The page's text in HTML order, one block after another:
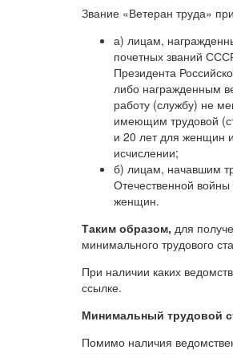
Звание «Ветеран труда»
а) лицам,
почетных званий
Президента
либо награжденным
работу (службу) не
имеющим трудовой
и 20 лет для женщин
исчислении;
б) лицам, начавшим
Отечественной
женщин.
Таким образом, для
минимального трудового
При наличии каких
ссылке.
Минимальный трудовой
Помимо наличия